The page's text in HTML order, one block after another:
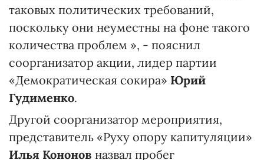
таковых политических требований,
поскольку они неуместны на фоне такого
количества проблем », - пояснил
соорганизатор акции, лидер партии
«Демократическая сокира» Юрий
Гудименко.
Другой соорганизатор мероприятия,
представитель «Руху опору капитуляции»
Илья Кононов назвал пробег